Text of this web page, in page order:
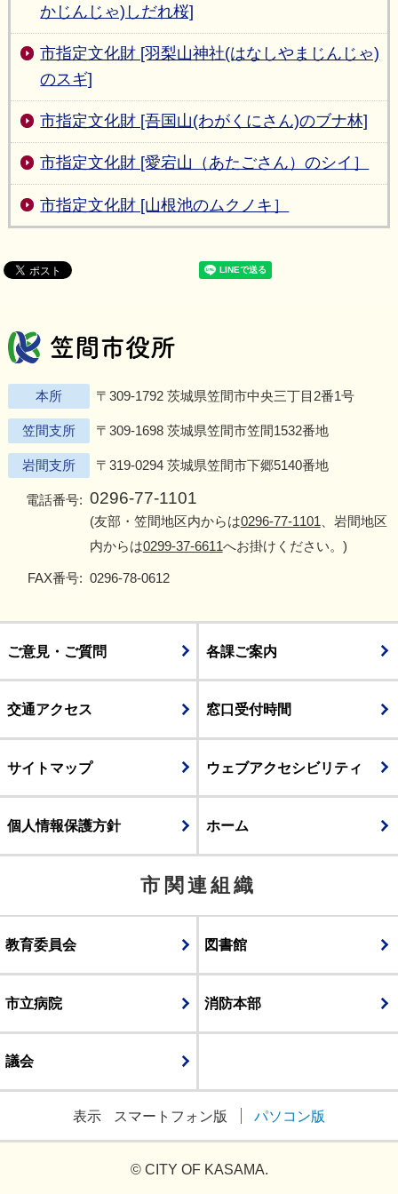
かじんじゃ)しだれ桜]
市指定文化財 [羽梨山神社(はなしやまじんじゃ)
のスギ]
市指定文化財 [吾国山(わがくにさん)のブナ林]
市指定文化財 [愛宕山（あたごさん）のシイ］
市指定文化財 [山根池のムクノキ］
本所 〒309-1792 茨城県笠間市中央三丁目2番1号
笠間支所 〒309-1698 茨城県笠間市笠間1532番地
岩間支所 〒319-0294 茨城県笠間市下郷5140番地
電話番号: 0296-77-1101
(友部・笠間地区内からは0296-77-1101 、岩間地区
内からは0299-37-6611へお掛けください。)
FAX番号: 0296-78-0612
ご意見・ご質問 各課ご案内
交通アクセス 窓口受付時間
サイトマップ ウェブアクセシビリティ
個人情報保護方針 ホーム
市関連組織
教育委員会 図書館
市立病院 消防本部
議会
表示 スマートフォン版 パソコン版
© CITY OF KASAMA.